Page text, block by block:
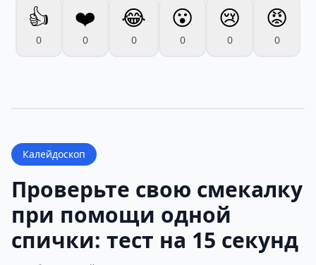
👍
0
❤️
0
😂
0
😮
0
😢
0
😡
0
Калейдоскоп
Проверьте свою смекалку
при помощи одной
спички: тест на 15 секунд